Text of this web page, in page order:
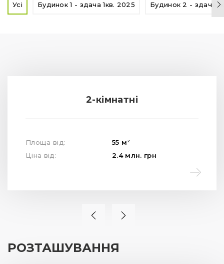
Усі Будинок 1 - здача 1кв. 2025 Будинок 2 - здача
2-кімнатні
Площа від: 55 м 2
Ціна від: 2.4 млн. грн
РОЗТАШУВАННЯ